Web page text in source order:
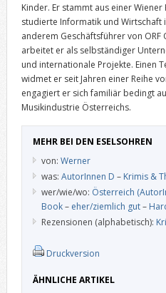
Kinder. Er stammt aus einer
studierte Informatik und Wirtschaft
anderem Geschäftsführer von ORF
arbeitet er als selbständiger
und internationale Projekte. Einen
widmet er seit Jahren einer Reihe
engagiert er sich familiär bedingt
Musikindustrie Österreichs.
MEHR BEI DEN ESELSOHREN
von: Werner
was: AutorInnen D – Krimis &
wer/wie/wo: Österreich
Book– eher/ziemlich gut–
Rezensionen (alphabetisch):
Druckversion
ÄHNLICHE ARTIKEL